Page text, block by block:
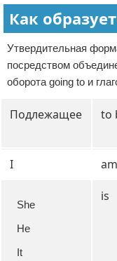
Как
Утвердительная
посредством
оборота going to и
Подлежащее to
I am
She
He
It
is